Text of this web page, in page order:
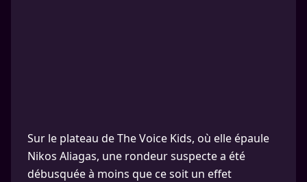
Sur le plateau de The Voice Kids, où elle épaule
Nikos Aliagas, une rondeur suspecte a été
débusquée à moins que ce soit un effet